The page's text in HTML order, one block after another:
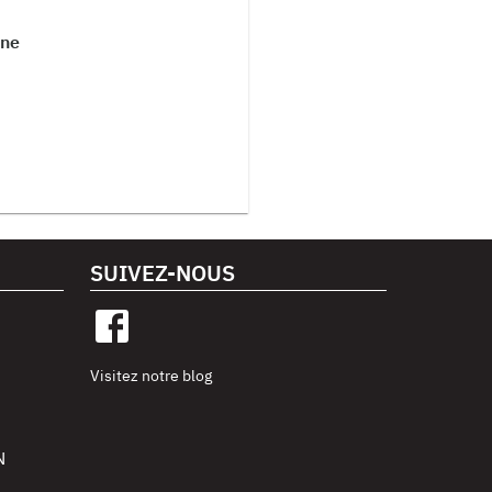
SUIVEZ-NOUS
Visitez notre blog